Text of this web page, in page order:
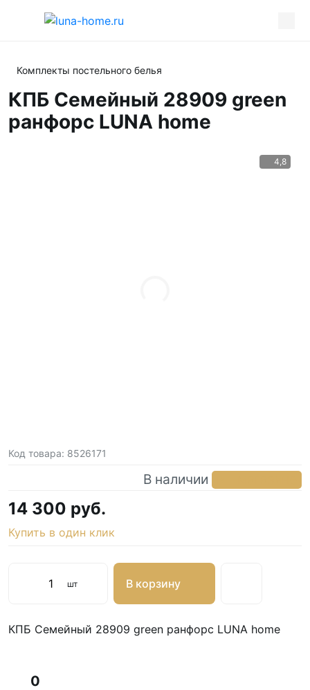
Комплекты постельного белья
КПБ Семейный 28909 green
ранфорс LUNA home
4,8
Код товара: 8526171
В наличии
14 300 руб.
Купить в один клик
шт В корзину
КПБ Семейный 28909 green ранфорс LUNA home
0